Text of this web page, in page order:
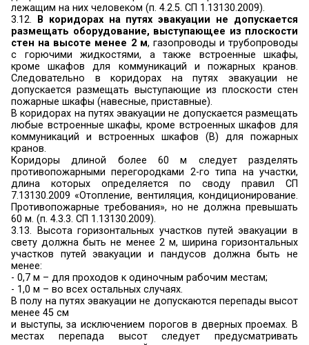
речевого оповещения).
Безопасная эвакуация людей из зданий
считается обеспеченной, если интервал
момента обнаружения пожара до
эвакуации людей в безопасную зону не
необходимого времени эвакуации людей
(статья 53 Федерального закона № 123-ФЗ,
1.13130.2009 «Системы
Эвакуационные пути и выходы» (далее – СП
3.2.Не менее двух эвакуационных
иметь:
- этажи зданий класса:
Ф1.1 ;Ф1.2;Ф2.1 Ф2.2;Ф3;
-Ф5категорий А и Б при численности
наиболее многочисленной смене более 5 чел.,
- 25 чел.
- помещения подвальных и
предназначенные для одновременного
15 чел.;
- в помещениях подвальных и
предназначенных для одновременного
15 чел., один из двух выходов
предусматривать непосредственно наружу из
отметкой чистого пола не ниже 4,5 метра
дверь размером не менее 0,75 х 1,5 метра, а